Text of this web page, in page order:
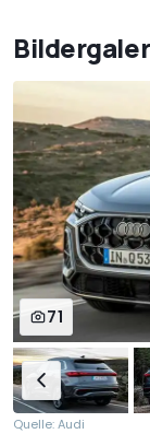
71
Quelle: Audi